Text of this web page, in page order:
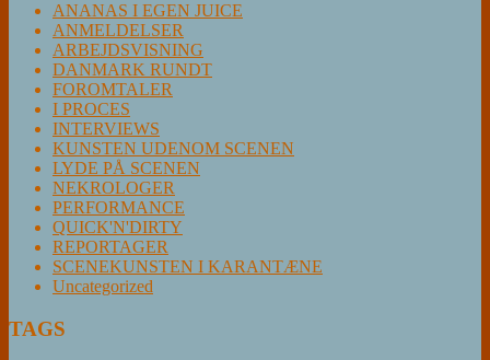
ANANAS I EGEN JUICE
ANMELDELSER
ARBEJDSVISNING
DANMARK RUNDT
FOROMTALER
I PROCES
INTERVIEWS
KUNSTEN UDENOM SCENEN
LYDE PÅ SCENEN
NEKROLOGER
PERFORMANCE
QUICK'N'DIRTY
REPORTAGER
SCENEKUNSTEN I KARANTÆNE
Uncategorized
TAGS